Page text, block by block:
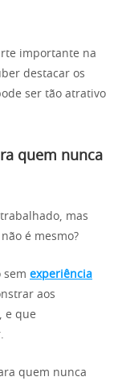
importante na
destacar os
ser tão atrativo
quem nunca
mas
é mesmo?
sem experiência
aos
e que
quem nunca